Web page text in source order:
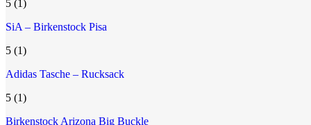
5 (1)
SiA – Birkenstock Pisa
5 (1)
Adidas Tasche – Rucksack
5 (1)
Birkenstock Arizona Big Buckle